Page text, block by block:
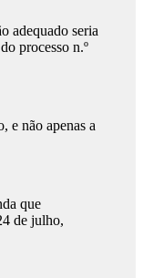
adequado seria
processo n.º
e não apenas a
que
de julho,